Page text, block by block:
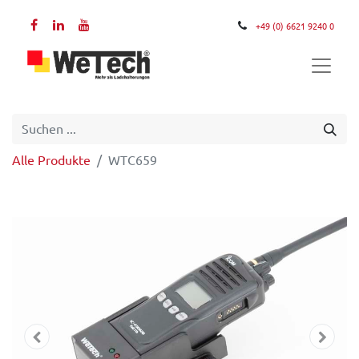
+49 (0) 6621 9240 0
Alle Produkte WTC659